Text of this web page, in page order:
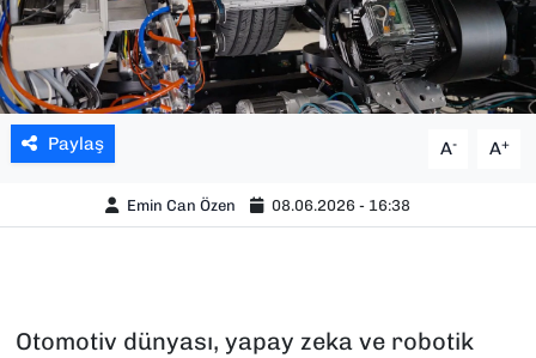
Paylaş A- A+
Emin Can Özen 08.06.2026 - 16:38
Otomotiv dünyası, yapay zeka ve robotik
YEREL YÖNETİMLER